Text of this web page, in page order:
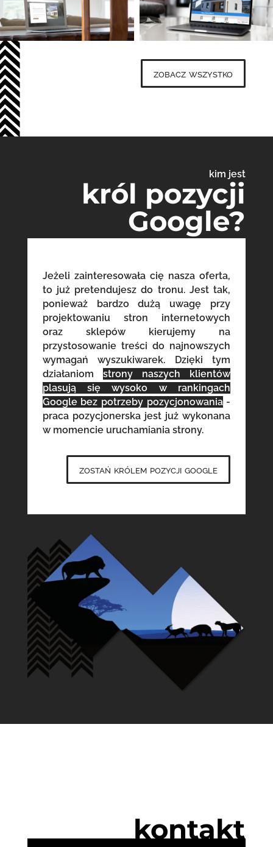
zobacz wszystko
kim jest
król pozycji
Google?
Jeżeli zainteresowała cię nasza oferta,
to już pretendujesz do tronu. Jest tak,
ponieważ bardzo dużą uwagę przy
projektowaniu stron internetowych
oraz sklepów kierujemy na
przystosowanie treści do najnowszych
wymagań wyszukiwarek. Dzięki tym
działaniom strony naszych klientów
plasują się wysoko w rankingach
Google bez potrzeby pozycjonowania-
praca pozycjonerska jest już wykonana
w momencie uruchamiania strony.
zostań królem pozycji google
kontakt